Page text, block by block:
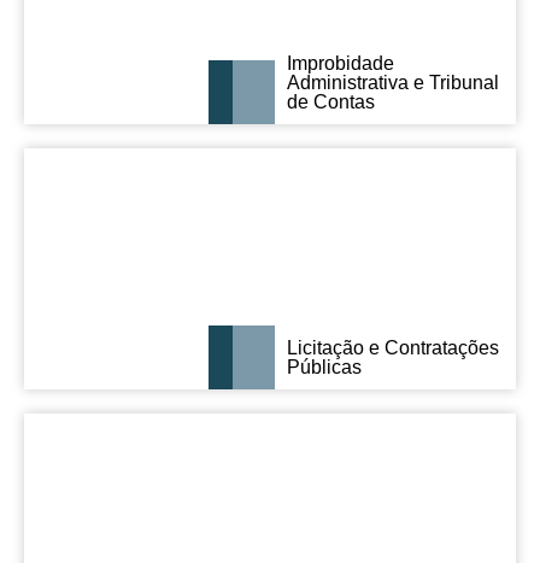
Improbidade
Administrativa e Tribunal
de Contas
Licitação e Contratações
Públicas